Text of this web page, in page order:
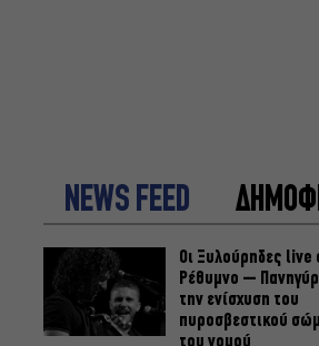
NEWS FEED
Οι Ξυλούρηδες live
Ρέθυμνο –
την ενίσχυση του
πυροσβεστικού